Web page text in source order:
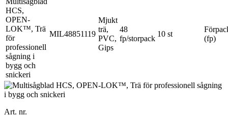
MIL48851119
Mjukt
trä,
PVC,
Gips
48
fp/storpack
10 st
(fp)
Art. nr.